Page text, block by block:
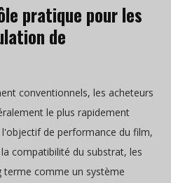
pratique pour les
de
conventionnels, les acheteurs
le plus rapidement
de performance du film,
compatibilité du substrat, les
terme comme un système